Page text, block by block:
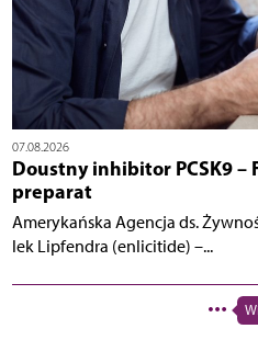
07.08.2026
Doustny inhibitor PCSK9 –
preparat
Amerykańska Agencja ds.
lek Lipfendra (enlicitide) –...